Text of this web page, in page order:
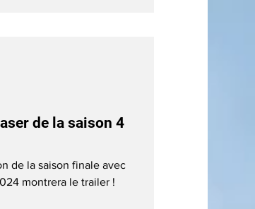
de la saison 4
de la saison finale avec
montrera le trailer !